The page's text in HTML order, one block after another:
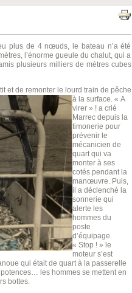
plus de 4 nœuds, le bateau n’a été
l’énorme gueule du chalut, qui a
plusieurs milliers de mètres cubes
et de remonter le lourd train de pêche
à la surface. « A
virer » ! a crié
Marrec depuis la
timonerie pour
prévenir le
mécanicien de
quart qui va
monter à ses
cotés pendant la
manœuvre. Puis,
il a déclenché la
sonnerie qui
alerte les
hommes du
poste
d’équipage.
« Stop ! » le
moteur s’est
qui était de quart à la passerelle
les hommes se mettent en
bottes.